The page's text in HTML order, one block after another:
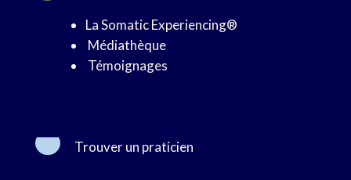
La Somatic Experiencing®
Médiathèque
Témoignages
Trouver un praticien